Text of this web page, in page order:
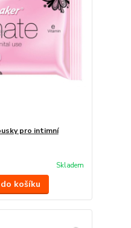
pro intimní
Skladem
košíku